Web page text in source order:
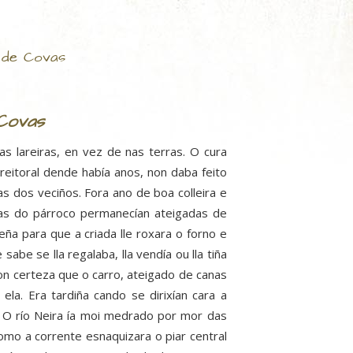
Covas
lareiras, en vez de nas terras. O cura
dende había anos, non daba feito
dos veciños. Fora ano de boa colleira e
do párroco permanecían ateigadas de
para que a criada lle roxara o forno e
se lla regalaba, lla vendía ou lla tiña
certeza que o carro, ateigado de canas
Era tardiña cando se dirixían cara a
río Neira ía moi medrado por mor das
a corrente esnaquizara o piar central